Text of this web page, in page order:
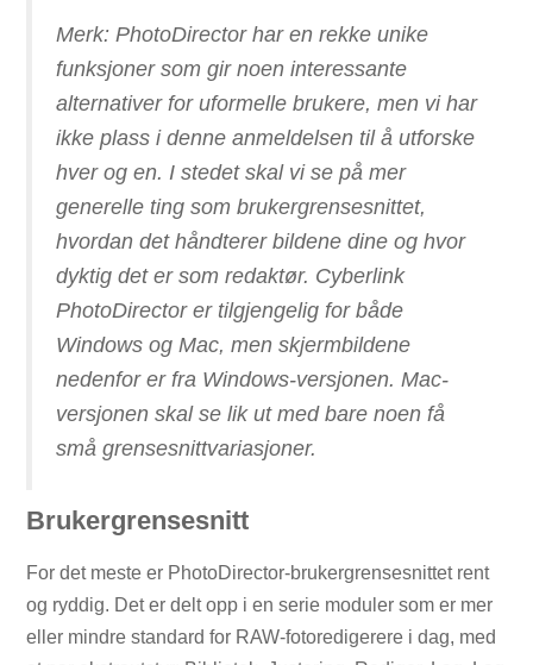
Merk: PhotoDirector har en rekke unike
funksjoner som gir noen interessante
alternativer for uformelle brukere, men vi har
ikke plass i denne anmeldelsen til å utforske
hver og en. I stedet skal vi se på mer
generelle ting som brukergrensesnittet,
hvordan det håndterer bildene dine og hvor
dyktig det er som redaktør. Cyberlink
PhotoDirector er tilgjengelig for både
Windows og Mac, men skjermbildene
nedenfor er fra Windows-versjonen. Mac-
versjonen skal se lik ut med bare noen få
små grensesnittvariasjoner.
Brukergrensesnitt
For det meste er PhotoDirector-brukergrensesnittet rent
og ryddig. Det er delt opp i en serie moduler som er mer
eller mindre standard for RAW-fotoredigerere i dag, med